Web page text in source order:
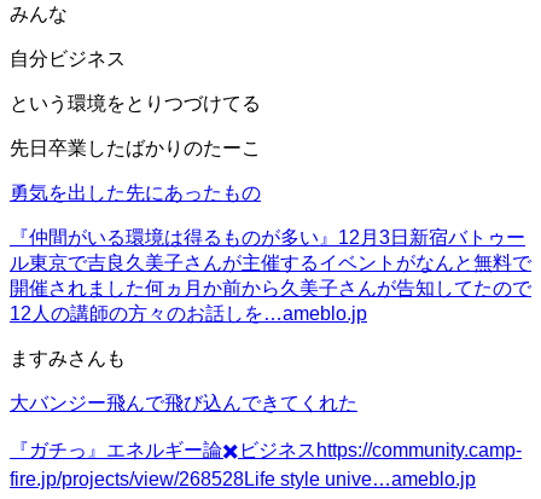
みんな
自分ビジネス
という環境をとりつづけてる
先日卒業したばかりのたーこ
勇気を出した先にあったもの
『仲間がいる環境は得るものが多い』 12月3日新宿バトゥー
ル東京で吉良久美子さんが主催するイベントがなんと無料で
開催されました何ヵ月か前から久美子さんが告知してたので
12人の講師の方々のお話しを…ameblo.jp
ますみさんも
大バンジー飛んで飛び込んできてくれた
『ガチっ』 エネルギー論✖️ビジネスhttps://community.camp-
fire.jp/projects/view/268528Life style unive…ameblo.jp